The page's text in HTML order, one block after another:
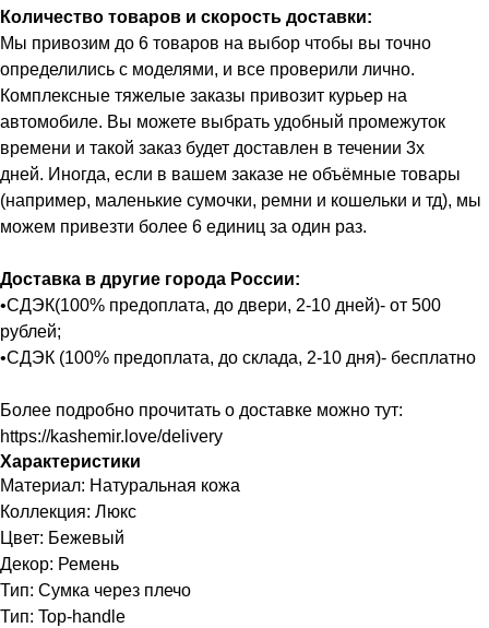
Количество товаров и скорость доставки:
Мы привозим до 6 товаров на выбор чтобы вы точно
определились с моделями, и все проверили лично.
Комплексные тяжелые заказы привозит курьер на
автомобиле. Вы можете выбрать удобный промежуток
времени и такой заказ будет доставлен в течении 3х
дней. Иногда, если в вашем заказе не объёмные товары
(например, маленькие сумочки, ремни и кошельки и тд), мы
можем привезти более 6 единиц за один раз.
Доставка в другие города России:
•СДЭК(100% предоплата, до двери, 2-10 дней)- от 500
рублей;
•СДЭК (100% предоплата, до склада, 2-10 дня)- бесплатно
Более подробно прочитать о доставке можно тут:
https://kashemir.love/delivery
Характеристики
Материал: Натуральная кожа
Коллекция: Люкс
Цвет: Бежевый
Декор: Ремень
Тип: Сумка через плечо
Тип: Top-handle